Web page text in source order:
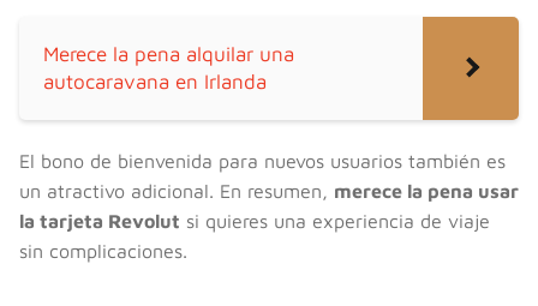
Merece la pena alquilar una
autocaravana en Irlanda
El bono de bienvenida para nuevos usuarios también es
un atractivo adicional. En resumen, merece la pena usar
la tarjeta Revolut si quieres una experiencia de viaje
sin complicaciones.